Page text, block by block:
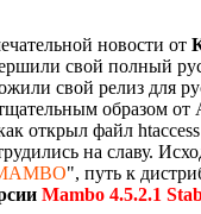
новости от
свой полный
свой релиз для
образом
открыл файл
на славу.
", путь к
Mambo 4.5.2.1